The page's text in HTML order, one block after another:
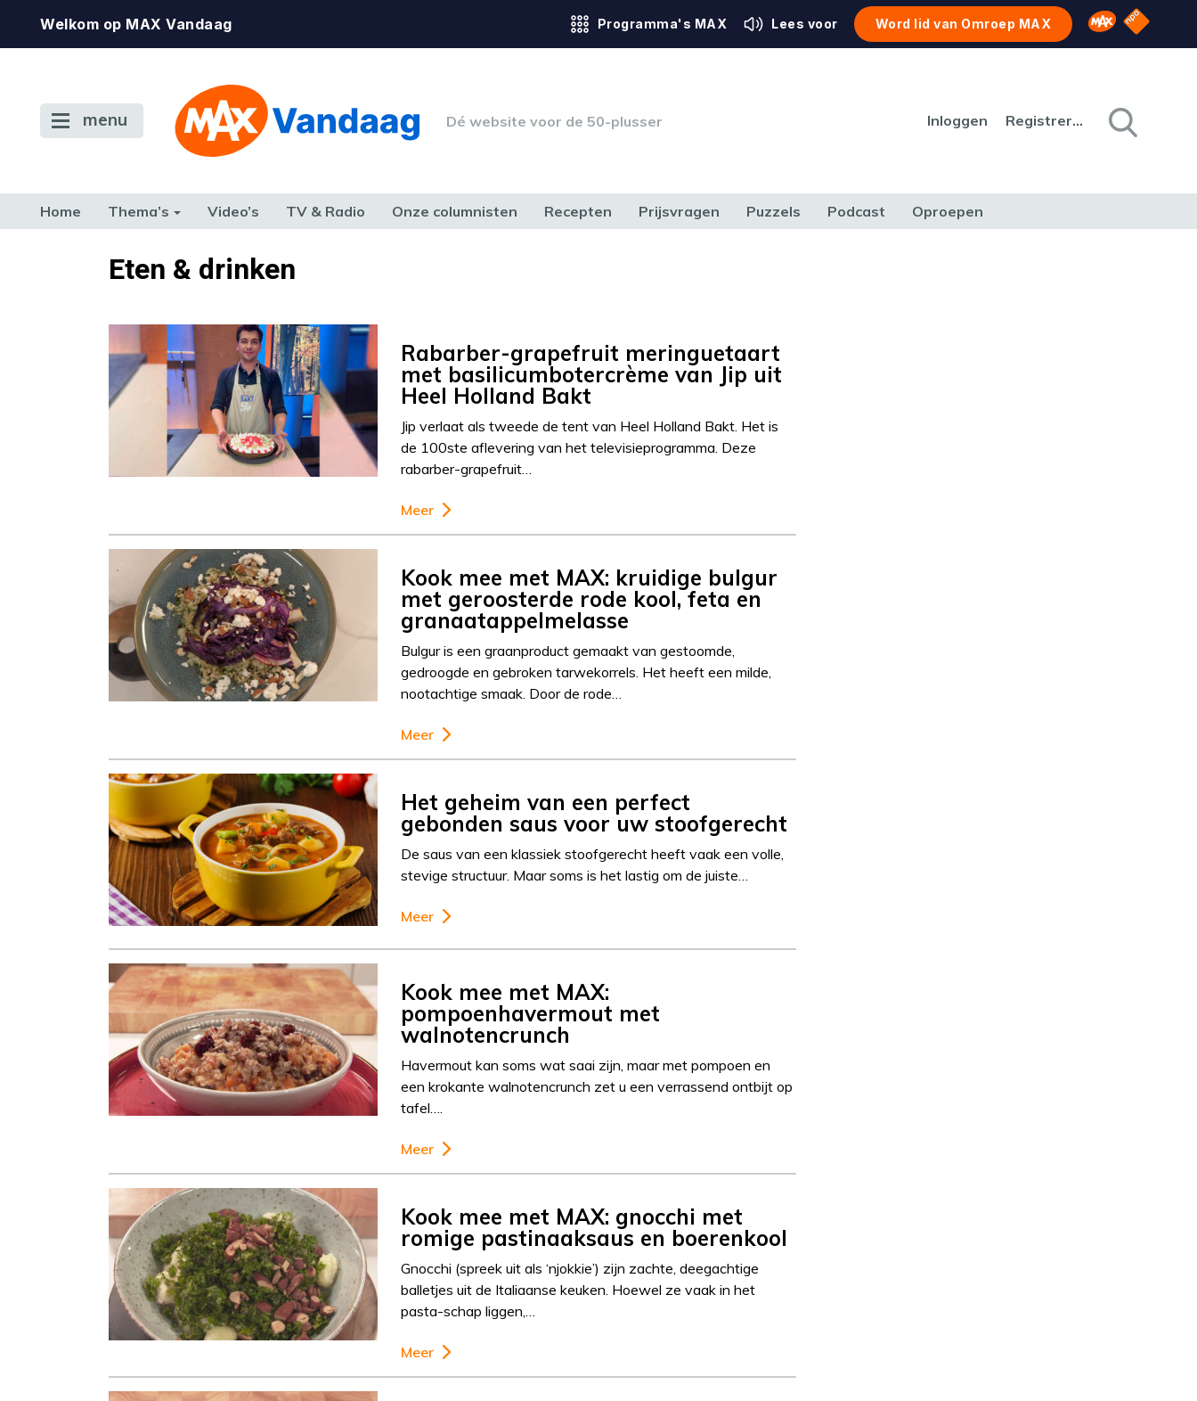
Welkom op MAX Vandaag Programma's MAX Lees voor Word lid van Omroep MAX Omroep MAX
NPO
menu Dé website voor de 50-plusser Inloggen Registreren
Home Thema’s Video’s TV & Radio Onze columnisten Recepten Prijsvragen Puzzels Podcast Oproepen
TERUG NAAR TOENEten & drinken
Rabarber-grapefruit meringuetaart
met basilicumbotercrème van Jip uit
Heel Holland Bakt
Jip verlaat als tweede de tent van Heel Holland Bakt. Het is
de 100ste aflevering van het televisieprogramma. Deze
rabarber-grapefruit…
Meer
Kook mee met MAX: kruidige bulgur
met geroosterde rode kool, feta en
granaatappelmelasse
Bulgur is een graanproduct gemaakt van gestoomde,
gedroogde en gebroken tarwekorrels. Het heeft een milde,
nootachtige smaak. Door de rode…
Meer
Het geheim van een perfect
gebonden saus voor uw stoofgerecht
De saus van een klassiek stoofgerecht heeft vaak een volle,
stevige structuur. Maar soms is het lastig om de juiste…
Meer
Kook mee met MAX:
pompoenhavermout met
walnotencrunch
Havermout kan soms wat saai zijn, maar met pompoen en
een krokante walnotencrunch zet u een verrassend ontbijt op
tafel….
Meer
Kook mee met MAX: gnocchi met
romige pastinaaksaus en boerenkool
Gnocchi (spreek uit als ‘njokkie’) zijn zachte, deegachtige
balletjes uit de Italiaanse keuken. Hoewel ze vaak in het
pasta-schap liggen,…
Meer